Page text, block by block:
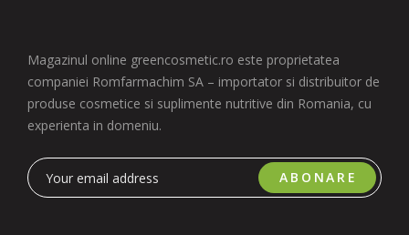
Magazinul online greencosmetic.ro este proprietatea
companiei Romfarmachim SA – importator si distribuitor de
produse cosmetice si suplimente nutritive din Romania, cu
experienta in domeniu.
ABONARE